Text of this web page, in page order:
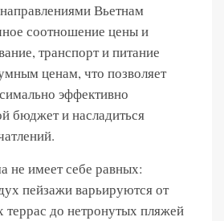
Вьетнам
соотношение цены и
транспорт и питание
ценам, что позволяет
эффективно
бюджет и насладиться
не имеет себе равных:
пейзажи варьируются от
до нетронутых пляжей